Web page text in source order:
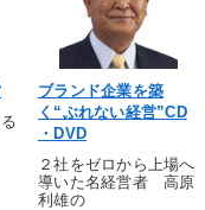
ブランド企業を築
く“ぶれない経営”CD
・DVD
２社をゼロから上場へ
導いた名経営者 高原
利雄の